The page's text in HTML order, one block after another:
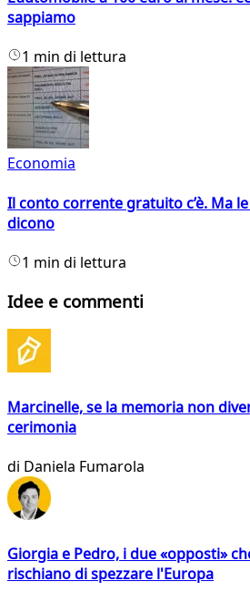
sappiamo
1 min di lettura
Economia
Il conto corrente gratuito c’è. Ma
dicono
1 min di lettura
Idee e commenti
Marcinelle, se la memoria non
cerimonia
di Daniela Fumarola
Giorgia e Pedro, i due «opposti»
rischiano di spezzare l'Europa